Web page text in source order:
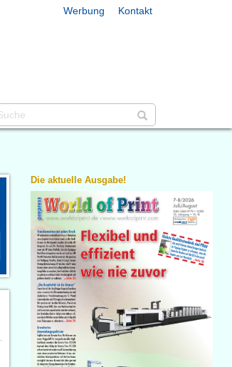
Werbung Kontakt
Die aktuelle Ausgabe!